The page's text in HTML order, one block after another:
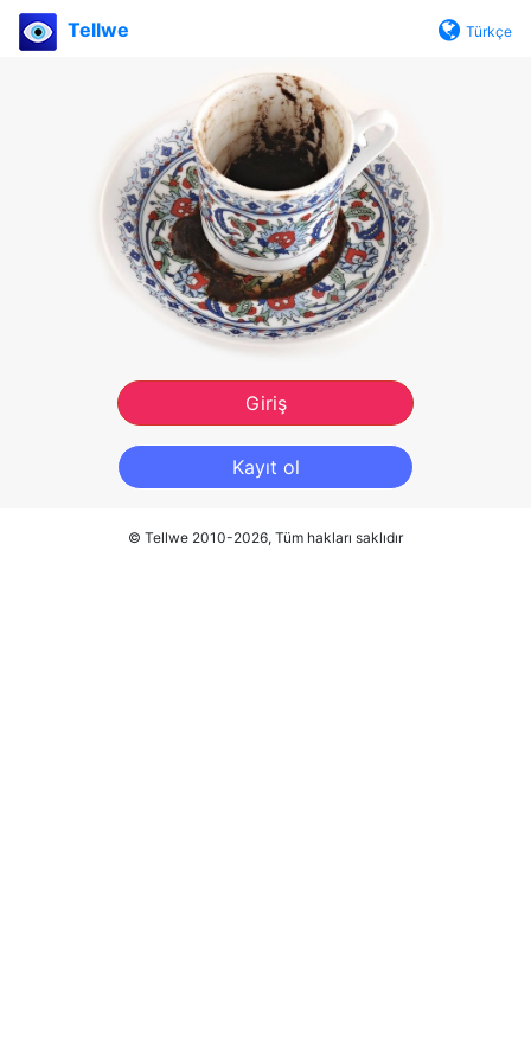
Tellwe Türkçe
Giriş
Kayıt ol
© Tellwe 2010-2026, Tüm hakları saklıdır